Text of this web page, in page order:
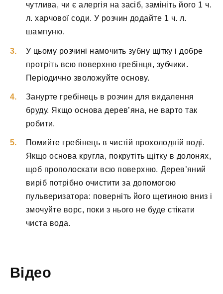
чутлива, чи є алергія на засіб, замініть його 1 ч.
л. харчової соди. У розчин додайте 1 ч. л.
шампуню.
У цьому розчині намочить зубну щітку і добре
протріть всю поверхню гребінця, зубчики.
Періодично зволожуйте основу.
Занурте гребінець в розчин для видалення
бруду. Якщо основа дерев’яна, не варто так
робити.
Помийте гребінець в чистій прохолодній воді.
Якщо основа кругла, покрутіть щітку в долонях,
щоб прополоскати всю поверхню. Дерев’яний
виріб потрібно очистити за допомогою
пульверизатора: поверніть його щетиною вниз і
змочуйте ворс, поки з нього не буде стікати
чиста вода.
Відео